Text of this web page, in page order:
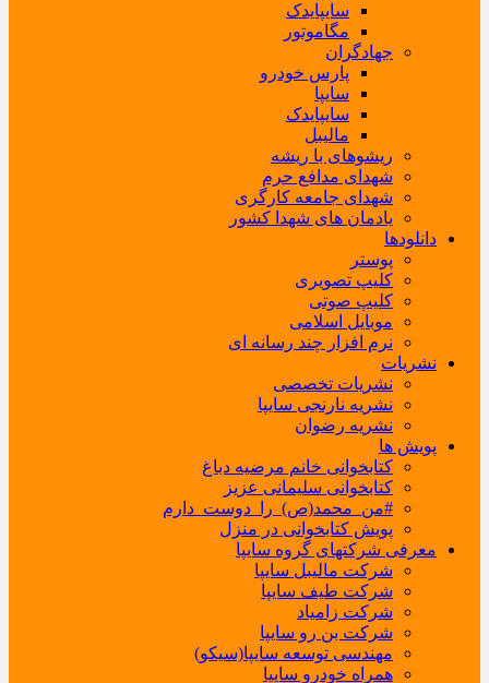
سایپایدک
مگاموتور
جهادگران
پارس خودرو
سایپا
سایپایدک
مالیبل
ریشوهای با ریشه
شهدای مدافع حرم
شهدای جامعه کارگری
یادمان های شهدا کشور
دانلودها
پوستر
کلیپ تصویری
کلیپ صوتی
موبایل اسلامی
نرم افزار چند رسانه ای
نشریات
نشریات تخصصی
نشریه نارنجی سایپا
نشریه رضوان
پویش ها
کتابخوانی خانم مرضیه دباغ
کتابخوانی سلیمانی عزیز
#من_محمد(ص)_را_دوست_دارم
پویش کتابخوانی در منزل
معرفی شرکتهای گروه سایپا
شرکت مالیبل سایپا
شرکت طیف سایپا
شرکت زامیاد
شرکت بن رو سایپا
مهندسی توسعه سایپا(سیکو)
همراه خودرو سایپا